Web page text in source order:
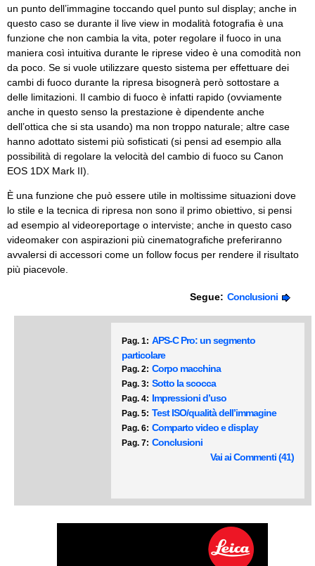
un punto dell’immagine toccando quel punto sul display; anche in
questo caso se durante il live view in modalità fotografia è una
funzione che non cambia la vita, poter regolare il fuoco in una
maniera così intuitiva durante le riprese video è una comodità non
da poco. Se si vuole utilizzare questo sistema per effettuare dei
cambi di fuoco durante la ripresa bisognerà però sottostare a
delle limitazioni. Il cambio di fuoco è infatti rapido (ovviamente
anche in questo senso la prestazione è dipendente anche
dell’ottica che si sta usando) ma non troppo naturale; altre case
hanno adottato sistemi più sofisticati (si pensi ad esempio alla
possibilità di regolare la velocità del cambio di fuoco su Canon
EOS 1DX Mark II).
È una funzione che può essere utile in moltissime situazioni dove
lo stile e la tecnica di ripresa non sono il primo obiettivo, si pensi
ad esempio al videoreportage o interviste; anche in questo caso
videomaker con aspirazioni più cinematografiche preferiranno
avvalersi di accessori come un follow focus per rendere il risultato
più piacevole.
Segue: Conclusioni
Pag. 1: APS-C Pro: un segmento
particolare
Pag. 2: Corpo macchina
Pag. 3: Sotto la scocca
Pag. 4: Impressioni d’uso
Pag. 5: Test ISO/qualità dell’immagine
Pag. 6: Comparto video e display
Pag. 7: Conclusioni
Vai ai Commenti (41)